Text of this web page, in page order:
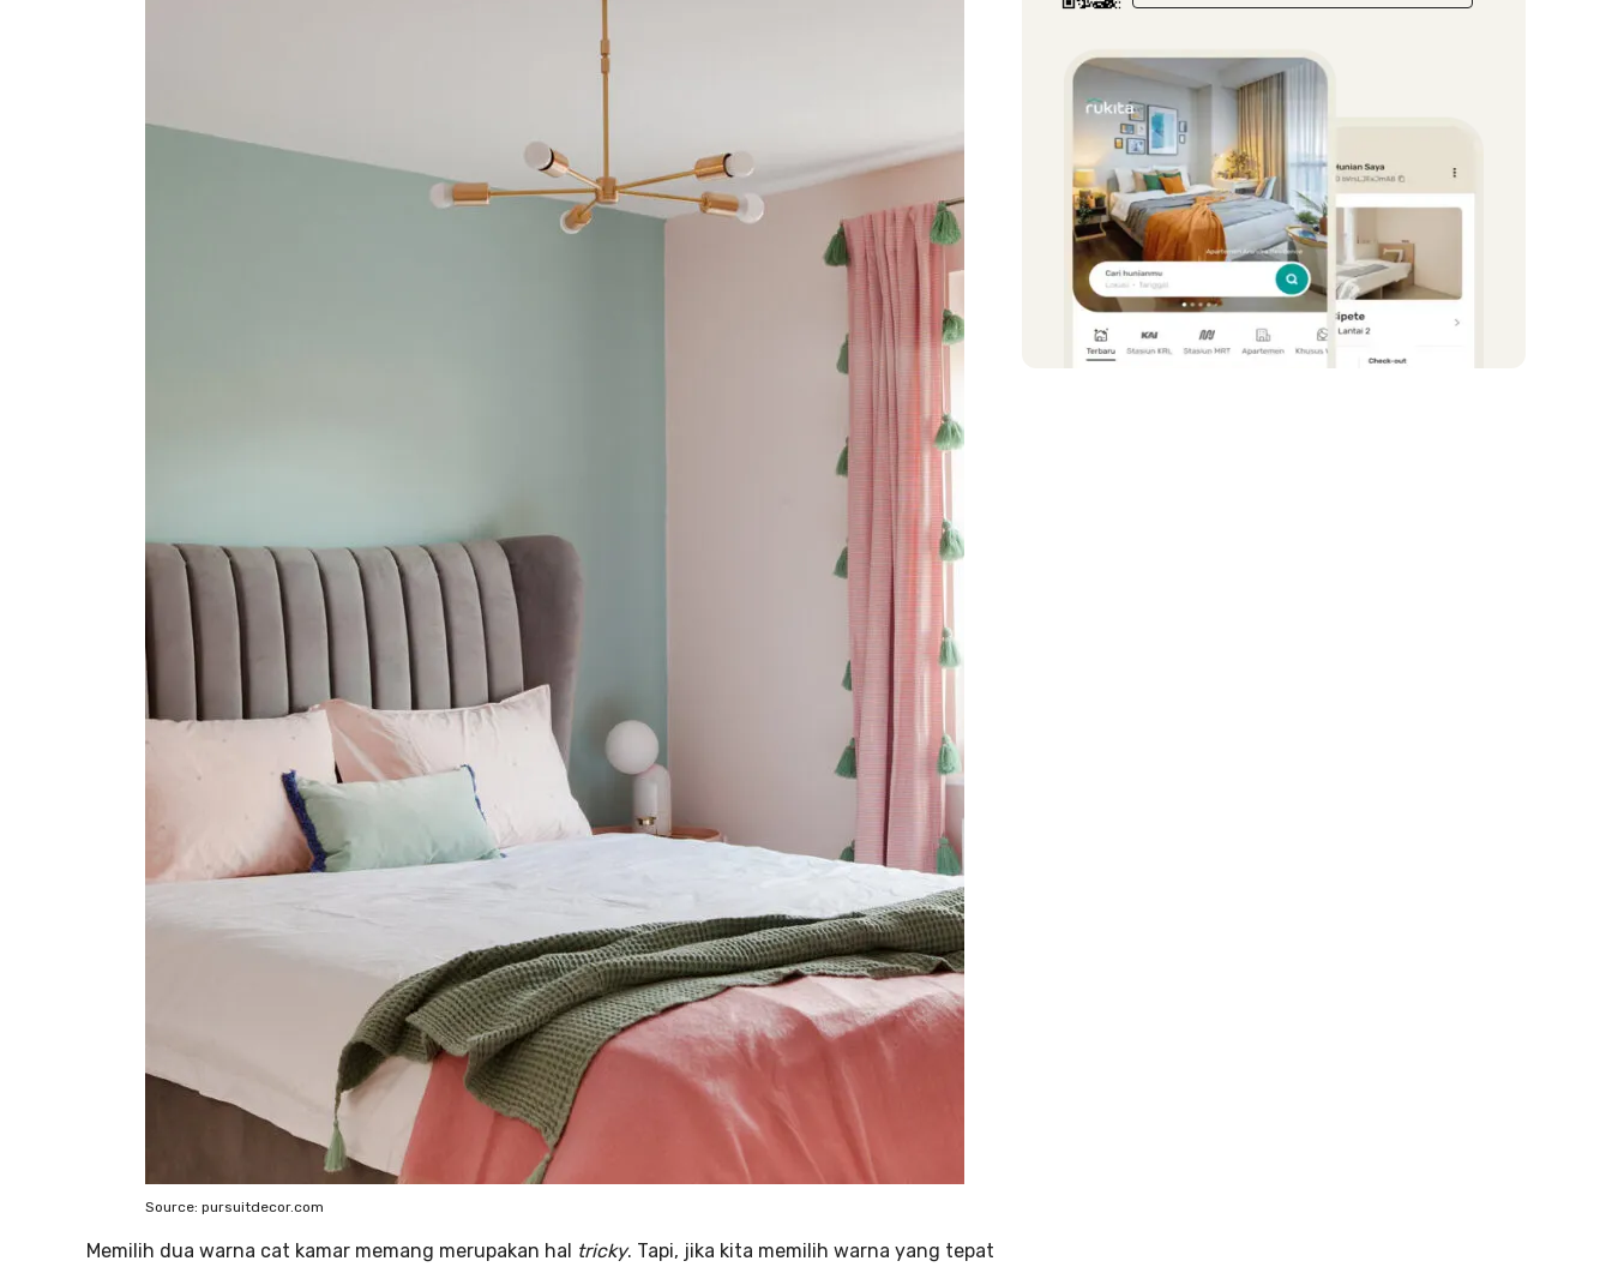
Source: pursuitdecor.com
Memilih dua warna cat kamar memang merupakan hal tricky. Tapi, jika kita memilih warna yang tepat